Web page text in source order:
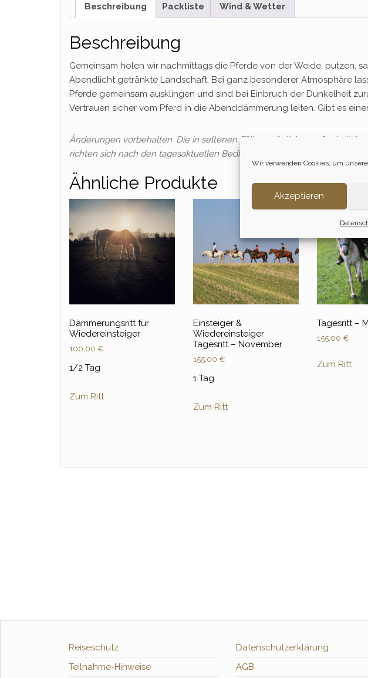
Wir verwenden Cookies, um
Akzeptieren
Beschreibung Packliste Wind & Wetter
Beschreibung
Gemeinsam holen wir nachmittags die Pferde von der Weide, putzen,
Abendlicht getränkte Landschaft. Bei ganz besonderer Atmosphäre
Pferde gemeinsam ausklingen und sind bei Einbruch der Dunkelheit
Vertrauen sicher vom Pferd in die Abenddämmerung leiten. Gibt es
Änderungen vorbehalten. Die in seltenen Fällen möglichen
richten sich nach den tagesaktuellen Bedingungen.
Ähnliche Produkte
Dämmerungsritt für
Wiedereinsteiger
100,00 €
1/2 Tag
Zum Ritt
Einsteiger &
Wiedereinsteiger
Tagesritt – November
155,00 €
1 Tag
Zum Ritt
Tagesritt –
155,00 €
Zum Ritt
Reiseschutz
Teilnahme-Hinweise
Datenschutzerklärung
AGB